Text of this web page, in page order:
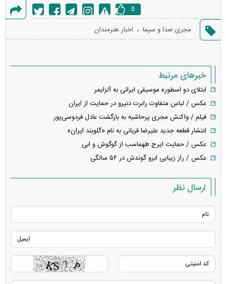
گزارش
خطا
0
مجری صدا و سیما ، اخبار هنرمندان
خبرهای مرتبط
ابتلای دو اسطوره موسیقی ایرانی به آلزایمر
عکس / لباس متفاوت رابرت دنیرو در حمایت از ایران
فیلم / واکنش مجری پرحاشیه به بازگشت عادل فردوسی‌پور
انتشار قطعه جدید علیرضا قربانی به نام «گلوبند ایران»
عکس / حمایت ایرج طهماسب از گوگوش و ابی
عکس / راز زیبایی ابرو گوندش در ۵۲ سالگی
ارسال نظر